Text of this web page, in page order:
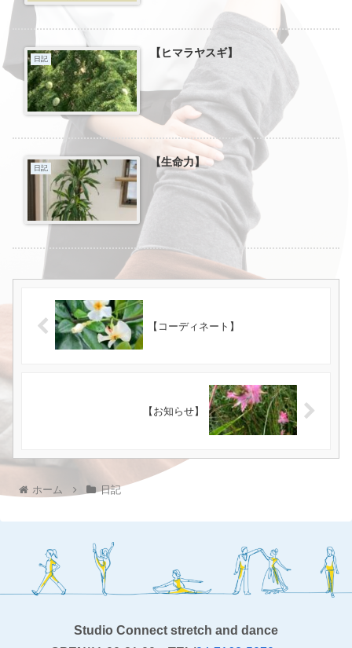
日記 【ヒマラヤスギ】
日記 【生命力】
【コーディネート】
【お知らせ】
ホーム 日記
Studio Connect stretch and dance